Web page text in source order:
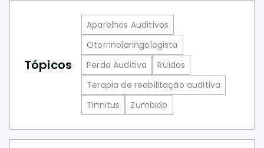
Tópicos
Aparelhos Auditivos
Otorrinolaringologista
Perda Auditiva
Ruídos
Terapia de reabilitação auditiva
Tinnitus
Zumbido